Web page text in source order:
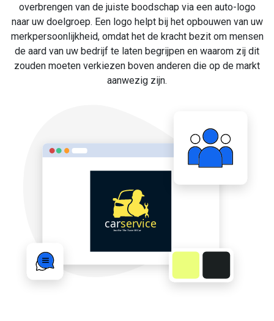
overbrengen van de juiste boodschap via een auto-logo
naar uw doelgroep. Een logo helpt bij het opbouwen van uw
merkpersoonlijkheid, omdat het de kracht bezit om mensen
de aard van uw bedrijf te laten begrijpen en waarom zij dit
zouden moeten verkiezen boven anderen die op de markt
aanwezig zijn.